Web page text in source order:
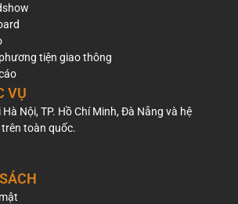
tiện giao thông
VỤ
Nội, TP. Hồ Chí Minh, Đà Nẵng và hệ
toàn quốc.